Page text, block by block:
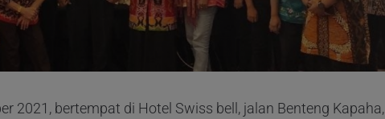
2021, bertempat di Hotel Swiss bell, jalan Benteng Kapaha,